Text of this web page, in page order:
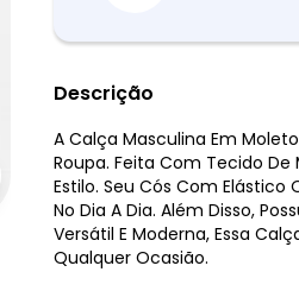
- Calça Masculina em
Descrição
A Calça Masculina Em
Roupa. Feita Com Tecido
Estilo. Seu Cós Com
No Dia A Dia. Além Disso,
Versátil E Moderna, Essa
Qualquer Ocasião.